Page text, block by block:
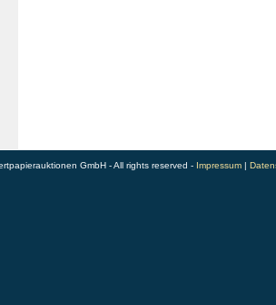
GmbH - All rights reserved - Impressum|